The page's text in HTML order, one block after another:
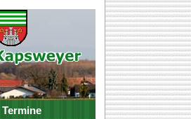
Termine